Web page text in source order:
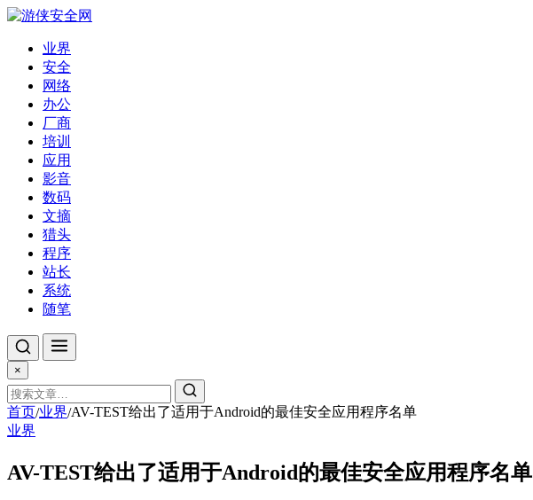
业界
安全
网络
办公
厂商
培训
应用
影音
数码
文摘
猎头
程序
站长
系统
随笔
×
首页/业界/AV-TEST给出了适用于Android的最佳安全应用程序名单
业界
AV-TEST给出了适用于Android的最佳安全应用程序名单